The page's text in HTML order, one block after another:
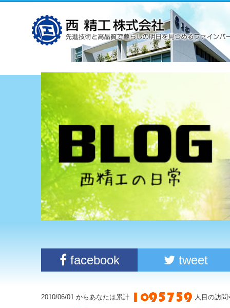
facebook tweet
2010/06/01 からあなたは累計 人目の訪